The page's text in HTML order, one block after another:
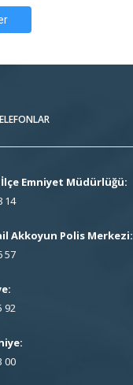
Emniyet Müdürlüğü:
14
Akkoyun Polis Merkezi:
57
92
00